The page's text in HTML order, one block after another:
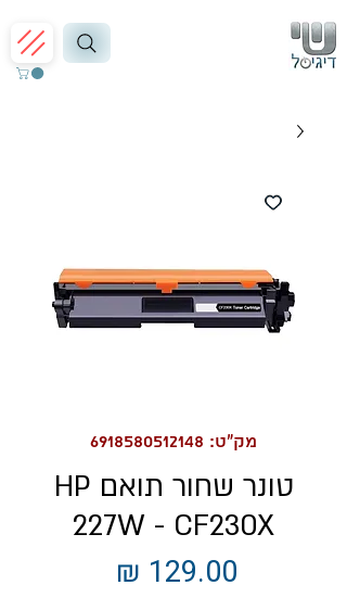
מק"ט: 6918580512148
טונר שחור תואם HP
227W - CF230X